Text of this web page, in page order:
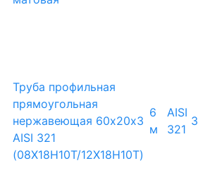
Труба профильная
прямоугольная
нержавеющая 60х20х3
AISI 321
(08Х18Н10Т/12Х18Н10Т)
6
м
AISI
321
3